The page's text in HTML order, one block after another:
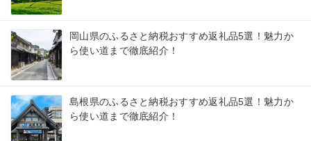
岡山県のふるさと納税おすすめ返礼品5選！魅力か
ら使い道まで徹底紹介！
島根県のふるさと納税おすすめ返礼品5選！魅力か
ら使い道まで徹底紹介！